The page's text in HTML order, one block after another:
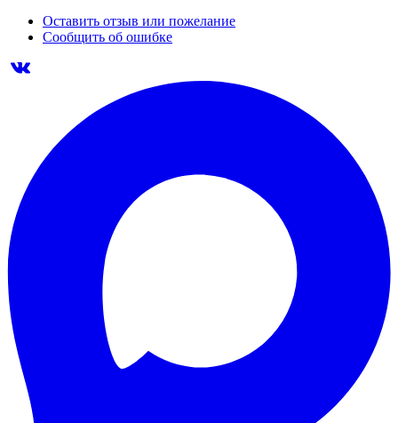
Оставить отзыв или пожелание
Сообщить об ошибке